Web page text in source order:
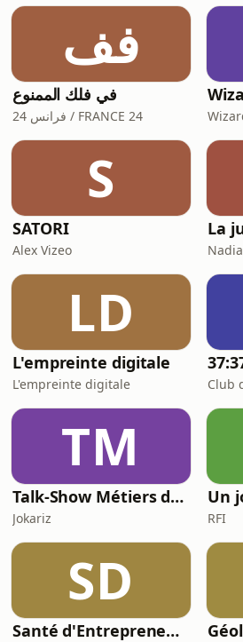
des Français, incarné par
entouré de son jeune
tort
فف
في فلك الممنوع
فرانس 24 / FRANCE 24
S
SATORI
Alex Vizeo
La
LD
L'empreinte digitale
L'empreinte digitale
TM
Talk-Show Métiers de rêve
Jokariz
Un
RFI
SD
Santé d'Entrepreneurs